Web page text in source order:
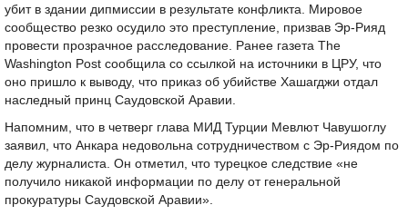
убит в здании дипмиссии в результате конфликта. Мировое
сообщество резко осудило это преступление, призвав Эр-Рияд
провести прозрачное расследование. Ранее газета The
Washington Post сообщила со ссылкой на источники в ЦРУ, что
оно пришло к выводу, что приказ об убийстве Хашагджи отдал
наследный принц Саудовской Аравии.
Напомним, что в четверг глава МИД Турции Мевлют Чавушоглу
заявил, что Анкара недовольна сотрудничеством с Эр-Риядом по
делу журналиста. Он отметил, что турецкое следствие «не
получило никакой информации по делу от генеральной
прокуратуры Саудовской Аравии».